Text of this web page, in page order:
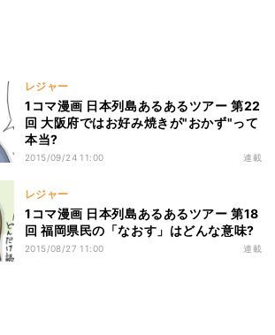
レジャー
1コマ漫画 日本列島あるあるツアー 第22
回 大阪府ではお好み焼きが"おかず"って
本当?
2015/09/24 11:00 連載
レジャー
1コマ漫画 日本列島あるあるツアー 第18
回 福岡県民の「なおす」はどんな意味?
2015/08/27 11:00 連載